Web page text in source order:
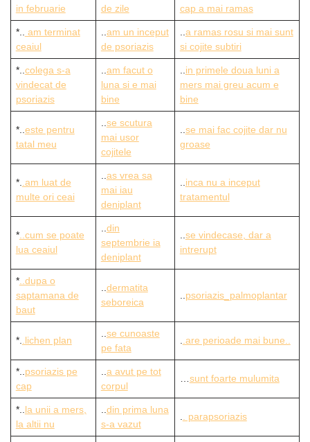
in februarie
de zile
cap a mai ramas
*.. am terminat
ceaiul
..am un inceput
de psoriazis
..a ramas rosu si mai sunt
si cojite subtiri
*..colega s-a
vindecat de
psoriazis
..am facut o
luna si e mai
bine
..in primele doua luni a
mers mai greu acum e
bine
*..este pentru
tatal meu
..se scutura
mai usor
cojitele
..se mai fac cojite dar nu
groase
*..am luat de
multe ori ceai
..as vrea sa
mai iau
deniplant
..inca nu a inceput
tratamentul
*..cum se poate
lua ceaiul
..din
septembrie ia
deniplant
..se vindecase, dar a
intrerupt
*..dupa o
saptamana de
baut
..dermatita
seboreica
..psoriazis_palmoplantar
*..lichen plan
..se cunoaste
pe fata
..are perioade mai bune..
*..psoriazis pe
cap
..a avut pe tot
corpul
…sunt foarte mulumita
*.. la unii a mers,
la altii nu
..din prima luna
s-a vazut
.. parapsoriazis